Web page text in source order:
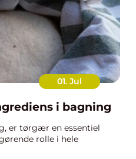
01. Jul
i bagning
er tørgær en essentiel
rolle i hele